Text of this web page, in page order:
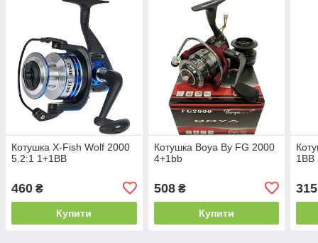
Котушка X-Fish Wolf 2000
5.2:1 1+1BB
460 ₴
Купити
Котушка Boya By FG 2000
4+1bb
508₴
Купити
1BB
315